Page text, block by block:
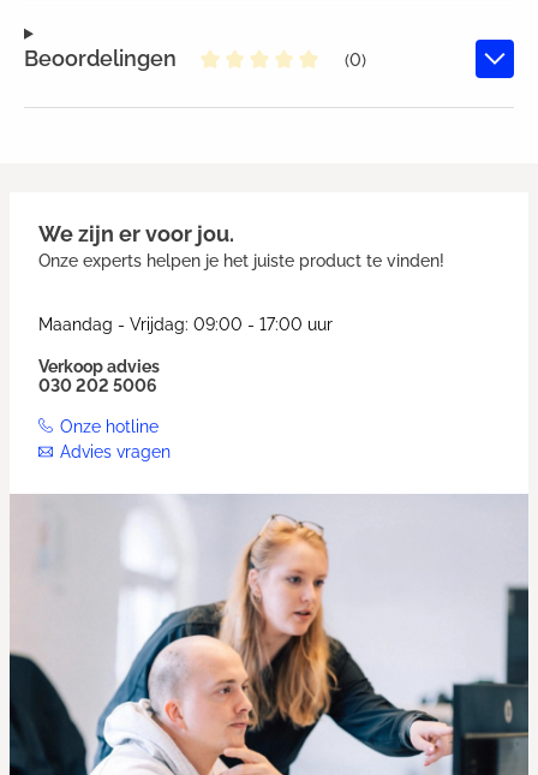
Beoordelingen
(0)
We zijn er voor jou.
Onze experts helpen je het juiste product te vinden!
Maandag - Vrijdag: 09:00 - 17:00 uur
Verkoop advies
030 202 5006
Onze hotline
Advies vragen